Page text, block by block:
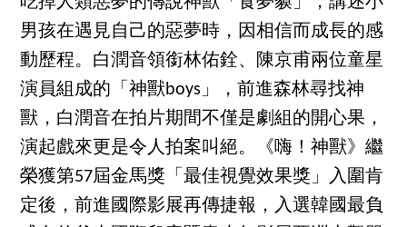
男孩在遇見自己的惡夢時，因相信而成長的感
動歷程。白潤音領銜林佑銓、陳京甫兩位童星
演員組成的「神獸boys」，前進森林尋找神
獸，白潤音在拍片期間不僅是劇組的開心果，
演起戲來更是令人拍案叫絕。《嗨！神獸》繼
榮獲第57屆金馬獎「最佳視覺效果獎」入圍肯
定後，前進國際影展再傳捷報，入選韓國最負